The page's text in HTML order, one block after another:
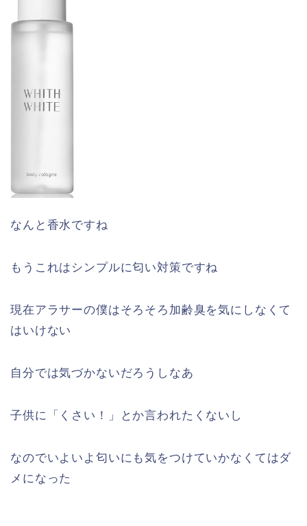
なんと香水ですね
もうこれはシンプルに匂い対策ですね
現在アラサーの僕はそろそろ加齢臭を気にしなくて
はいけない
自分では気づかないだろうしなあ
子供に「くさい！」とか言われたくないし
なのでいよいよ匂いにも気をつけていかなくてはダ
メになった